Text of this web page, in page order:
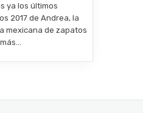
ya los últimos
2017 de Andrea, la
mexicana de zapatos